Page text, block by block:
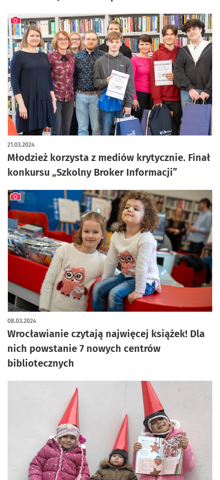
Młodzież korzysta z mediów krytycznie. Finał
konkursu „Szkolny Broker Informacji”
21.03.2024
artykuł z galerią zdjęć
Wrocławianie czytają najwięcej książek! Dla
nich powstanie 7 nowych centrów
bibliotecznych
08.03.2024
artykuł z galerią zdjęć